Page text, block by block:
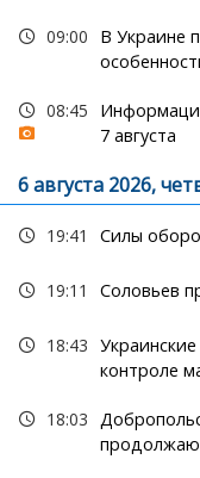
09:00
В Украине
08:45
7 августа
6 августа 2026,
19:41 Силы
19:11 Соловьев
18:43
контроле
18:03